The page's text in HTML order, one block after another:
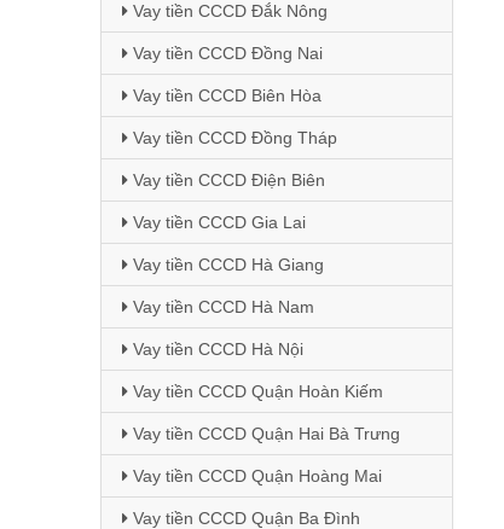
Vay tiền CCCD Đắk Nông
Vay tiền CCCD Đồng Nai
Vay tiền CCCD Biên Hòa
Vay tiền CCCD Đồng Tháp
Vay tiền CCCD Điện Biên
Vay tiền CCCD Gia Lai
Vay tiền CCCD Hà Giang
Vay tiền CCCD Hà Nam
Vay tiền CCCD Hà Nội
Vay tiền CCCD Quận Hoàn Kiếm
Vay tiền CCCD Quận Hai Bà Trưng
Vay tiền CCCD Quận Hoàng Mai
Vay tiền CCCD Quận Ba Đình